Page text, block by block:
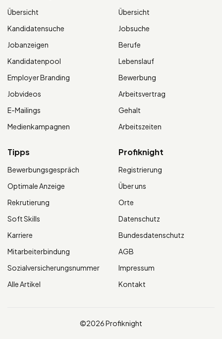
Übersicht
Kandidatensuche
Jobanzeigen
Kandidatenpool
Employer Branding
Jobvideos
E-Mailings
Medienkampagnen
Übersicht
Jobsuche
Berufe
Lebenslauf
Bewerbung
Arbeitsvertrag
Gehalt
Arbeitszeiten
Tipps
Bewerbungsgespräch
Optimale Anzeige
Rekrutierung
Soft Skills
Karriere
Mitarbeiterbindung
Sozialversicherungsnummer
Alle Artikel
Profiknight
Registrierung
Über uns
Orte
Datenschutz
Bundesdatenschutz
AGB
Impressum
Kontakt
©2026 Profiknight